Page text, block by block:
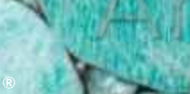
®